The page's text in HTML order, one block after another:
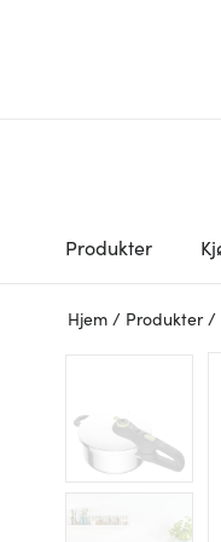
Produkter
Hjem / Produkter /